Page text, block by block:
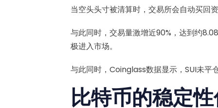
当空头头寸被清算时，交易所会自动买回
与此同时，交易量激增近90%，达到约
极进入市场。
与此同时，Coinglass数据显示，SUI未平
比特币的稳定